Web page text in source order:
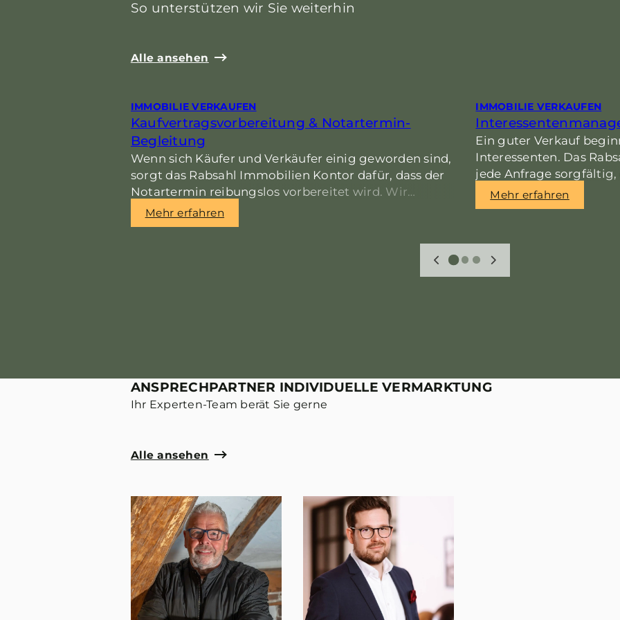
So unterstützen wir Sie weiterhin
Alle ansehen
IMMOBILIE VERKAUFEN
Kaufvertragsvorbereitung & Notartermin-
Begleitung
Wenn sich Käufer und Verkäufer einig geworden sind,
sorgt das Rabsahl Immobilien Kontor dafür, dass der
Notartermin reibungslos vorbereitet wird. Wir
übernehmen die gesamte Kommunikation, stellen
alle relevanten Informationen zusammen und
begleiten Sie persönlich bis zur finalen Unterschrift –
Mehr erfahren
IMMOBILIE VERKAUFEN
Ein guter Verkauf
Interessenten. Das
jede Anfrage
Besichtigungen und
nur von ernsthaften
Mehr erfahren
ANSPRECHPARTNER INDIVIDUELLE VERMARKTUNG
Ihr Experten-Team berät Sie gerne
Alle ansehen